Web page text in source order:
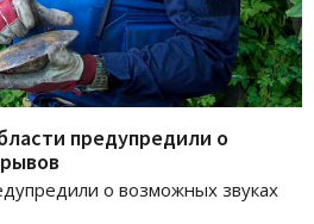
предупредили о
о возможных звуках